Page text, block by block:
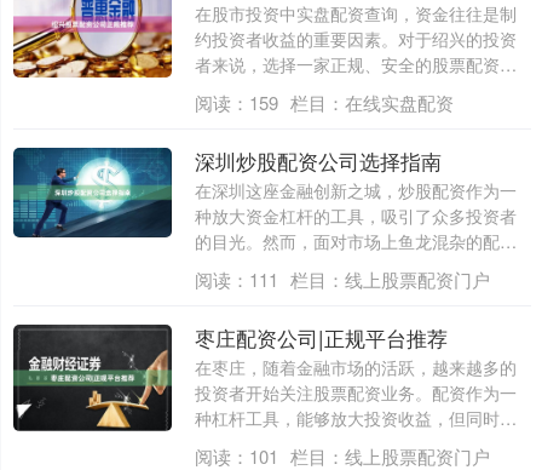
在股市投资中实盘配资查询，资金往往是制
约投资者收益的重要因素。对于绍兴的投资
者来说，选择一家正规、安全的股票配资公
司，不....
阅读： 159 栏目： 在线实盘配资
深圳炒股配资公司选择指南
在深圳这座金融创新之城，炒股配资作为一
种放大资金杠杆的工具，吸引了众多投资者
的目光。然而，面对市场上鱼龙混杂的配资
公司，....
阅读： 111 栏目： 线上股票配资门户
枣庄配资公司|正规平台推荐
在枣庄，随着金融市场的活跃，越来越多的
投资者开始关注股票配资业务。配资作为一
种杠杆工具，能够放大投资收益，但同时也
伴随着....
阅读： 101 栏目： 线上股票配资门户